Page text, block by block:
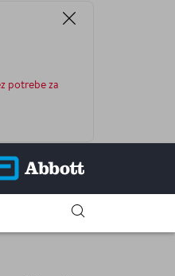
potrebe za